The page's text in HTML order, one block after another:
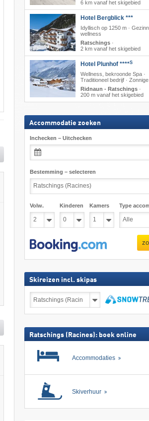
6 km vanaf het skigebied
Hotel Bergblick ***
Idyllisch op 1250 m ·
wellness
Ratschings·
2 km vanaf het skigebied
Hotel Plunhof ****S
Wellness, bekroonde Spa ·
Traditioneel bedrijf ·
Ridnaun - Ratschings·
200 m vanaf het skigebied
Accommodatie zoeken
Inchecken – Uitchecken
Bestemming – selecteren
Volw. Kinderen Kamers Type
Skireizen incl. skipas
incl.
Ratschings (Racines): boek online
Accommodaties
Skiverhuur